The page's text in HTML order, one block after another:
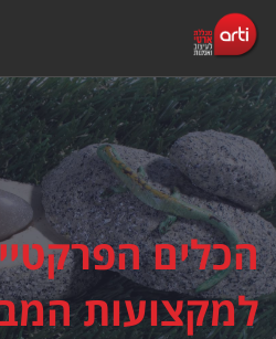
הכלים
למקצועות